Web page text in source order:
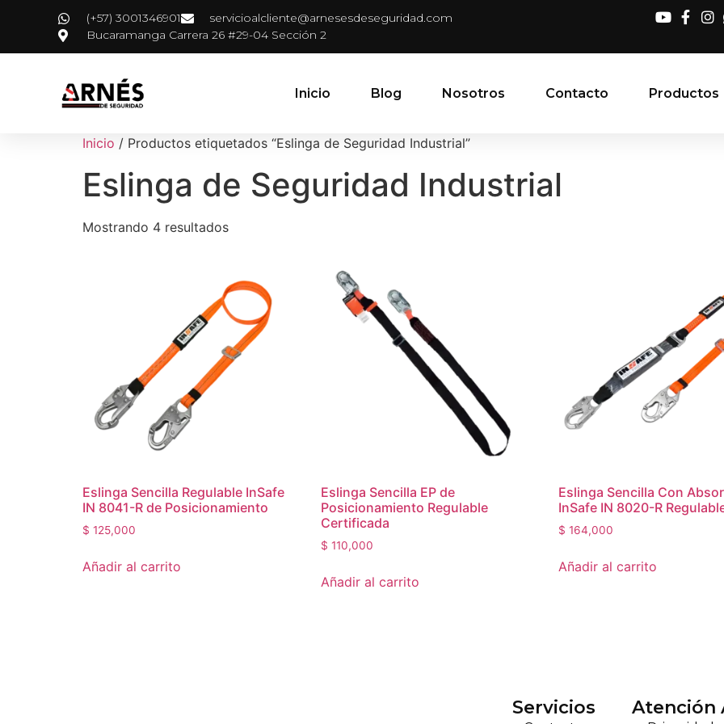
(+57) 3001346901
servicioalcliente@arnesesdeseguridad.com
Bucaramanga Carrera 26 #29-04 Sección 2
Inicio Blog Nosotros Contacto Productos
Inicio / Productos etiquetados “Eslinga de Seguridad Industrial”
Eslinga de Seguridad Industrial
Mostrando 4 resultados
Eslinga Sencilla Regulable InSafe
IN 8041-R de Posicionamiento
$ 125,000
Añadir al carrito
Eslinga Sencilla EP de
Posicionamiento Regulable
Certificada
$ 110,000
Añadir al carrito
Eslinga Sencilla Con
InSafe IN 8020-R
$ 164,000
Añadir al carrito
Servicios Atención